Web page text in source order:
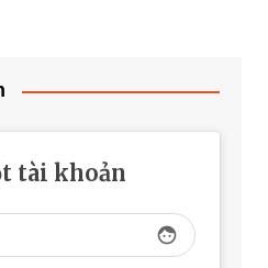
tài khoản
face